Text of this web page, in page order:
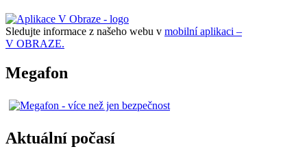
Sledujte informace z našeho webu v mobilní aplikaci –
V OBRAZE.
Megafon
Aktuální počasí